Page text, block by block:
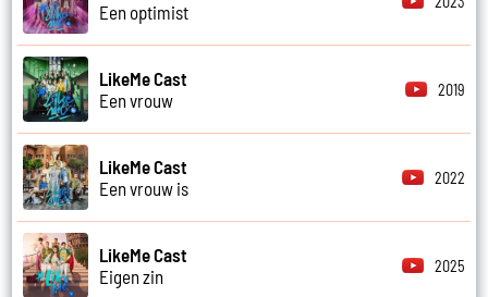
Een optimist
LikeMe Cast
Een vrouw
2019
LikeMe Cast
Een vrouw is
2022
LikeMe Cast
Eigen zin
2025